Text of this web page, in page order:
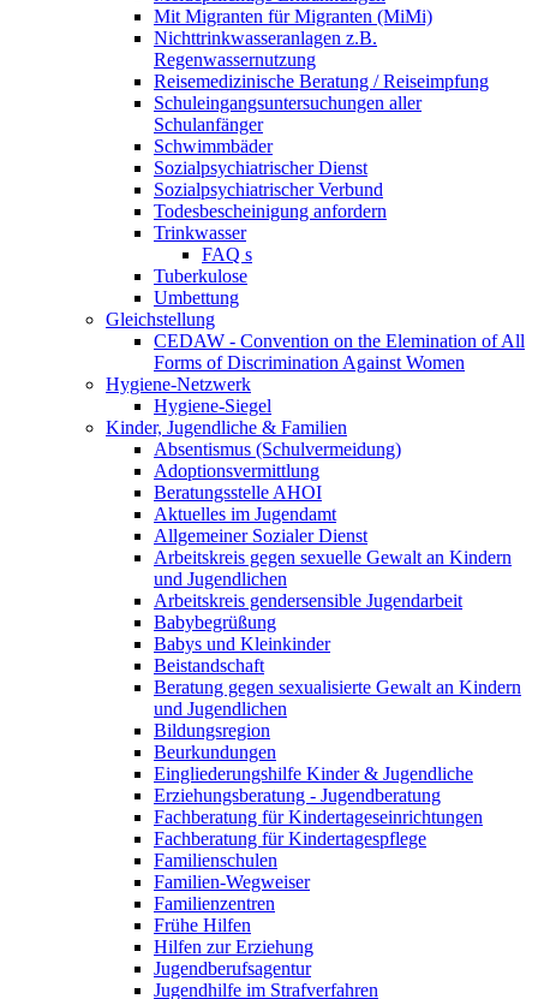
Mit Migranten für Migranten (MiMi)
Nichttrinkwasseranlagen z.B.
Regenwassernutzung
Reisemedizinische Beratung / Reiseimpfung
Schuleingangsuntersuchungen aller
Schulanfänger
Schwimmbäder
Sozialpsychiatrischer Dienst
Sozialpsychiatrischer Verbund
Todesbescheinigung anfordern
Trinkwasser
FAQ s
Tuberkulose
Umbettung
Gleichstellung
CEDAW - Convention on the Elemination of All
Forms of Discrimination Against Women
Hygiene-Netzwerk
Hygiene-Siegel
Kinder, Jugendliche & Familien
Absentismus (Schulvermeidung)
Adoptionsvermittlung
Beratungsstelle AHOI
Aktuelles im Jugendamt
Allgemeiner Sozialer Dienst
Arbeitskreis gegen sexuelle Gewalt an Kindern
und Jugendlichen
Arbeitskreis gendersensible Jugendarbeit
Babybegrüßung
Babys und Kleinkinder
Beistandschaft
Beratung gegen sexualisierte Gewalt an Kindern
und Jugendlichen
Bildungsregion
Beurkundungen
Eingliederungshilfe Kinder & Jugendliche
Erziehungsberatung - Jugendberatung
Fachberatung für Kindertageseinrichtungen
Fachberatung für Kindertagespflege
Familienschulen
Familien-Wegweiser
Familienzentren
Frühe Hilfen
Hilfen zur Erziehung
Jugendberufsagentur
Jugendhilfe im Strafverfahren